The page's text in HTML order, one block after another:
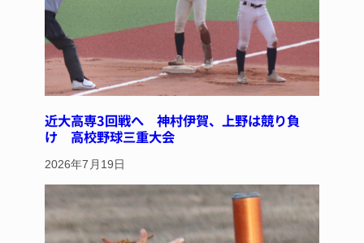
近大高専3回戦へ 神村伊賀、上野は競り負
け 高校野球三重大会
2026年7月19日